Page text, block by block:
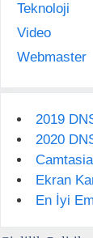
Teknoloji
Video
Webmaster
2019
2020
Ekran
En İyi